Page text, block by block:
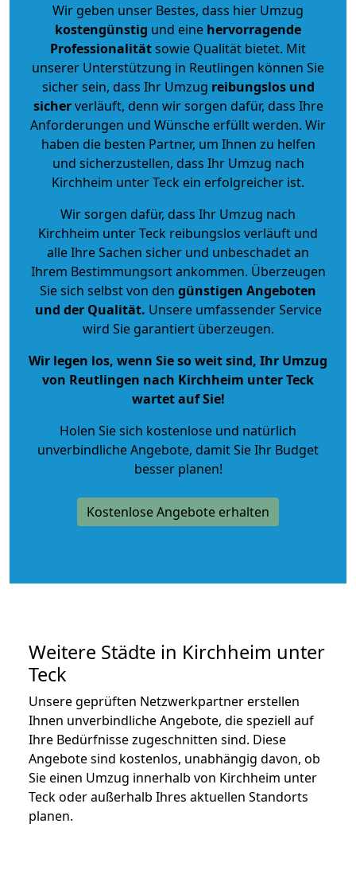
Wir geben unser Bestes, dass hier Umzug
kostengünstig und eine hervorragende
Professionalitätsowie Qualität bietet. Mit
unserer Unterstützung in Reutlingen können Sie
sicher sein, dass Ihr Umzug reibungslos und
sicherverläuft, denn wir sorgen dafür, dass Ihre
Anforderungen und Wünsche erfüllt werden. Wir
haben die besten Partner, um Ihnen zu helfen
und sicherzustellen, dass Ihr Umzug nach
Kirchheim unter Teck ein erfolgreicher ist.
Wir sorgen dafür, dass Ihr Umzug nach
Kirchheim unter Teck reibungslos verläuft und
alle Ihre Sachen sicher und unbeschadet an
Ihrem Bestimmungsort ankommen. Überzeugen
Sie sich selbst von den günstigen Angeboten
und der Qualität. Unsere umfassender Service
wird Sie garantiert überzeugen.
Wir legen los, wenn Sie so weit sind, Ihr Umzug
von Reutlingen nach Kirchheim unter Teck
wartet auf Sie!
Holen Sie sich kostenlose und natürlich
unverbindliche Angebote, damit Sie Ihr Budget
besser planen!
Kostenlose Angebote erhalten
Weitere Städte in Kirchheim unter
Teck
Unsere geprüften Netzwerkpartner erstellen
Ihnen unverbindliche Angebote, die speziell auf
Ihre Bedürfnisse zugeschnitten sind. Diese
Angebote sind kostenlos, unabhängig davon, ob
Sie einen Umzug innerhalb von Kirchheim unter
Teck oder außerhalb Ihres aktuellen Standorts
planen.